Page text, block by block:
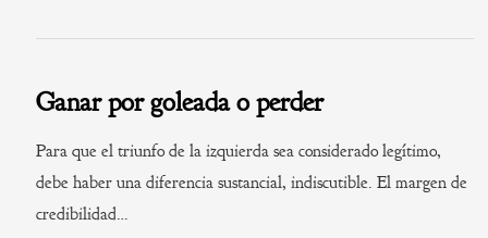
Ganar por goleada o perder
Para que el triunfo de la izquierda sea considerado legítimo,
debe haber una diferencia sustancial, indiscutible. El margen de
credibilidad…